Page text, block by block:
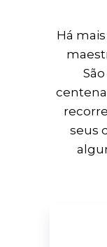
Há
seus